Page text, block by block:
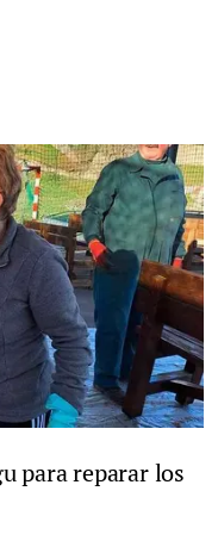
para reparar los